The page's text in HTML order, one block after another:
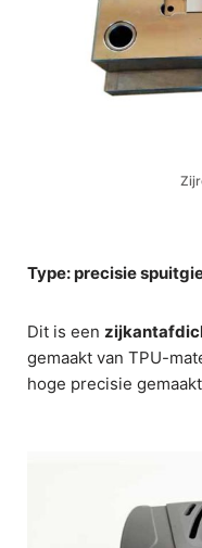
Type: precisie
Dit is een
gemaakt van TPU-
hoge precisie